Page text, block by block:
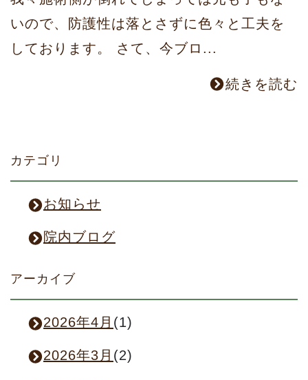
いので、防護性は落とさずに色々と工夫を
しております。 さて、今ブロ...
続きを読む
カテゴリ
お知らせ
院内ブログ
アーカイブ
2026年4月 (1)
2026年3月 (2)